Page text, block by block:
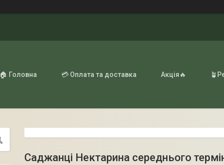
🏠 Головна 💳 Оплата та доставка Акція🔥
Саджанці Нектарина середнього